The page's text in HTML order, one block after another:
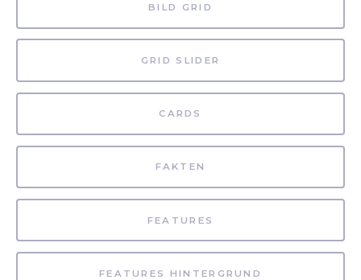
BILD GRID
GRID SLIDER
CARDS
FAKTEN
FEATURES
FEATURES HINTERGRUND